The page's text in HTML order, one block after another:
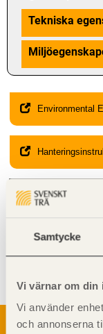
Samtycke
Vi värnar om din
Vi använder
och annonserna
Tekniska
Environmental
Giltighet
Fårinteanvändas i